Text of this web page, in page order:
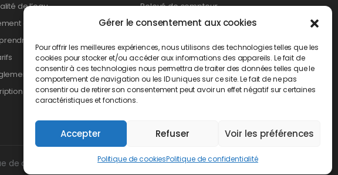
Gérer le consentement aux cookies
Pour offrir les meilleures expériences, nous utilisons des technologies telles que les
cookies pour stocker et/ou accéder aux informations des appareils. Le fait de
consentir à ces technologies nous permettra de traiter des données telles que le
comportement de navigation ou les ID uniques sur ce site. Le fait de ne pas
consentir ou de retirer son consentement peut avoir un effet négatif sur certaines
caractéristiques et fonctions.
Accepter Refuser Voir les préférences
Politique de cookiesPolitique de confidentialité
de l’eau
de l’eau
ma facture
du réseau
Relevé de compteur
Création de branchement
Changement de propriétaire
Demande d’abonnement
Demande de résiliation
de confidentialité Contact